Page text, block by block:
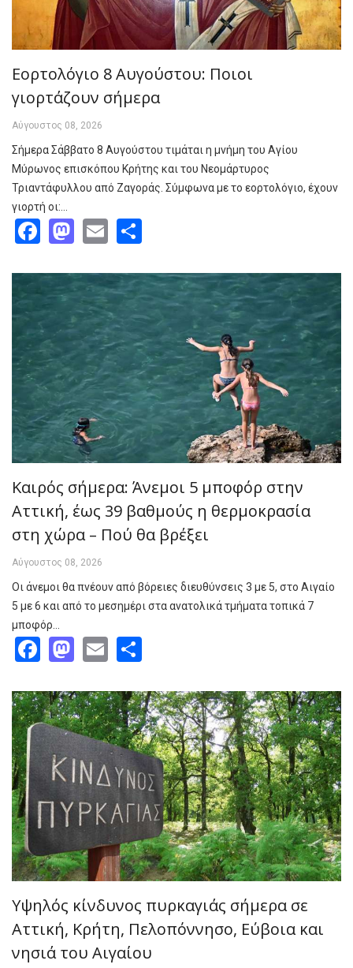
Εορτολόγιο 8 Αυγούστου: Ποιοι
γιορτάζουν σήμερα
Αύγουστος 08, 2026
Σήμερα Σάββατο 8 Αυγούστου τιμάται η μνήμη του Αγίου
Μύρωνος επισκόπου Κρήτης και του Νεομάρτυρος
Τριαντάφυλλου από Ζαγοράς. Σύμφωνα με το εορτολόγιο, έχουν
γιορτή οι:…
Facebook
Mastodon
Email
Καιρός σήμερα: Άνεμοι 5 μποφόρ στην
Αττική, έως 39 βαθμούς η θερμοκρασία
στη χώρα – Πού θα βρέξει
Αύγουστος 08, 2026
Οι άνεμοι θα πνέουν από βόρειες διευθύνσεις 3 με 5, στο Αιγαίο
5 με 6 και από το μεσημέρι στα ανατολικά τμήματα τοπικά 7
μποφόρ…
Facebook
Mastodon
Email
Υψηλός κίνδυνος πυρκαγιάς σήμερα σε
Αττική, Κρήτη, Πελοπόννησο, Εύβοια και
νησιά του Αιγαίου